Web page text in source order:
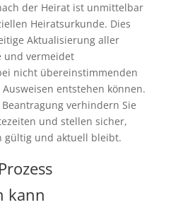
der Heirat ist unmittelbar
Heiratsurkunde. Dies
Aktualisierung aller
und vermeidet
nicht übereinstimmenden
entstehen können.
verhindern Sie
und stellen sicher,
gültig und aktuell bleibt.
kann